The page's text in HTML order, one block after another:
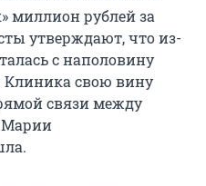
миллион рублей за
утверждают, что из-
с наполовину
свою вину
связи между
Марии